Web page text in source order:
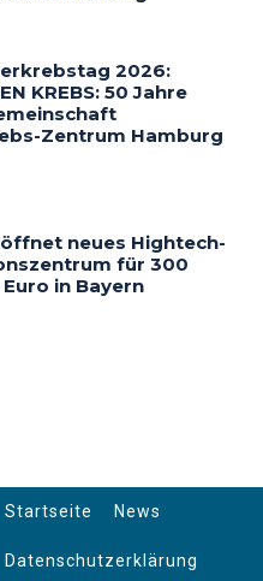
2026:
KREBS: 50 Jahre
Zentrum Hamburg
neues Hightech-
für 300
in Bayern
Startseite News
Datenschutzerklärung